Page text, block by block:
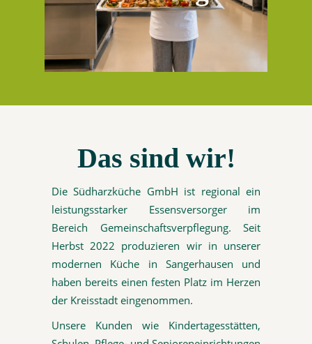
unser Angebot
Das sind wir!
Die Südharzküche GmbH ist regional ein
leistungsstarker Essensversorger im
Bereich Gemeinschaftsverpflegung. Seit
Herbst 2022 produzieren wir in unserer
modernen Küche in Sangerhausen und
haben bereits einen festen Platz im Herzen
der Kreisstadt eingenommen.
Unsere Kunden wie Kindertagesstätten,